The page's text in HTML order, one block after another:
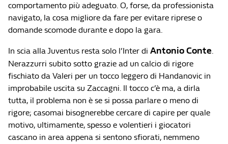
comportamento più adeguato. O, forse, da professionista
navigato, la cosa migliore da fare per evitare riprese o
domande scomode durante e dopo la gara.
In scia alla Juventus resta solo l’Inter di Antonio Conte.
Nerazzurri subito sotto grazie ad un calcio di rigore
fischiato da Valeri per un tocco leggero di Handanovic in
improbabile uscita su Zaccagni. Il tocco c’è ma, a dirla
tutta, il problema non è se si possa parlare o meno di
rigore; casomai bisognerebbe cercare di capire per quale
motivo, ultimamente, spesso e volentieri i giocatori
cascano in area appena si sentono sfiorati, nemmeno